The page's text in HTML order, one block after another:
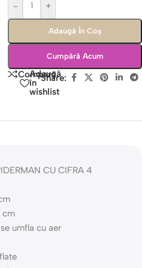
- +
Adaugă În Coș
Cumpără Acum
Compară
Adaugă
în
wishlist
Share:
CU CIFRA 4
cm
umfla cu aer